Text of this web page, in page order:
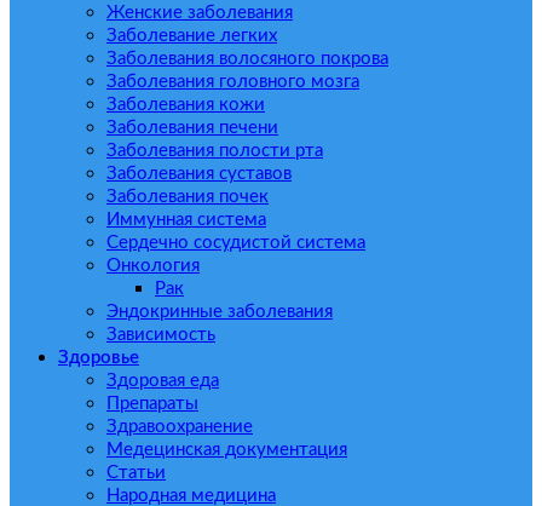
Женские заболевания
Заболевание легких
Заболевания волосяного покрова
Заболевания головного мозга
Заболевания кожи
Заболевания печени
Заболевания полости рта
Заболевания суставов
Заболевания почек
Иммунная система
Сердечно сосудистой система
Онкология
Рак
Эндокринные заболевания
Зависимость
Здоровье
Здоровая еда
Препараты
Здравоохранение
Медецинская документация
Статьи
Народная медицина